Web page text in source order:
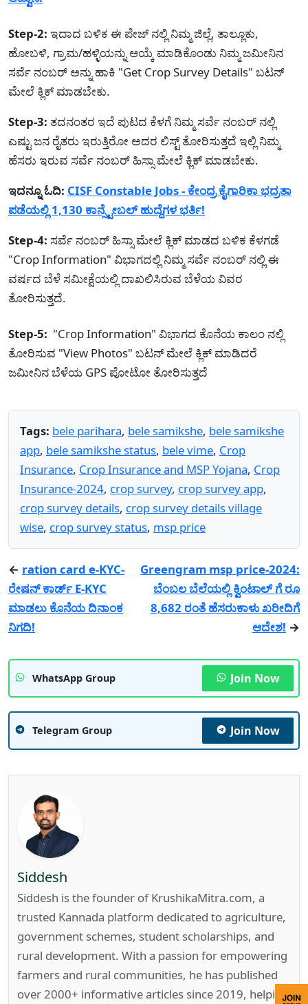
Step-2: ಇದಾದ ಬಳಿಕ ಈ ಪೇಜ್ ನಲ್ಲಿ ನಿಮ್ಮ ಜಿಲ್ಲೆ, ತಾಲ್ಲೂಕು,
ಹೋಬಳಿ, ಗ್ರಾಮ/ಹಳ್ಳಿಯನ್ನು ಆಯ್ಕೆ ಮಾಡಿಕೊಂಡು ನಿಮ್ಮ ಜಮೀನಿನ
ಸರ್ವೆ ನಂಬರ್ ಅನ್ನು ಹಾಕಿ "Get Crop Survey Details" ಬಟನ್
ಮೇಲೆ ಕ್ಲಿಕ್ ಮಾಡಬೇಕು.
Step-3: ತದನಂತರ ಇದೆ ಪುಟದ ಕೆಳಗೆ ನಿಮ್ಮ ಸರ್ವೆ ನಂಬರ್ ನಲ್ಲಿ
ಎಷ್ಟು ಜನ ರೈತರು ಇರುತ್ತಿರೋ ಅದರ ಲಿಸ್ಟ್ ತೋರಿಸುತ್ತದೆ ಇಲ್ಲಿ ನಿಮ್ಮ
ಹೆಸರು ಇರುವ ಸರ್ವೆ ನಂಬರ್ ಹಿಸ್ಸಾ ಮೇಲೆ ಕ್ಲಿಕ್ ಮಾಡಬೇಕು.
ಇದನ್ನೂ ಓದಿ: CISF Constable Jobs - ಕೇಂದ್ರ ಕೈಗಾರಿಕಾ ಭದ್ರತಾ
ಪಡೆಯಲ್ಲಿ 1,130 ಕಾನ್ಸ್ಟೇಬಲ್ ಹುದ್ದೆಗಳ ಭರ್ತಿ!
Step-4: ಸರ್ವೆ ನಂಬರ್ ಹಿಸ್ಸಾ ಮೇಲೆ ಕ್ಲಿಕ್ ಮಾಡದ ಬಳಿಕ ಕೆಳಗಡೆ
"Crop Information" ವಿಭಾಗದಲ್ಲಿ ನಿಮ್ಮ ಸರ್ವೆ ನಂಬರ್ ನಲ್ಲಿ ಈ
ವರ್ಷದ ಬೆಳೆ ಸಮೀಕ್ಷೆಯಲ್ಲಿ ದಾಖಲಿಸಿರುವ ಬೆಳೆಯ ವಿವರ
ತೋರಿಸುತ್ತದೆ.
Step-5: "Crop Information" ವಿಭಾಗದ ಕೊನೆಯ ಕಾಲಂ ನಲ್ಲಿ
ತೋರಿಸುವ "View Photos" ಬಟನ್ ಮೇಲೆ ಕ್ಲಿಕ್ ಮಾಡಿದರೆ
ಜಮೀನಿನ ಬೆಳೆಯ GPS ಪೋಟೋ ತೋರಿಸುತ್ತದೆ
Tags: bele parihara, bele samikshe, bele samikshe
app, bele samikshe status, bele vime, Crop
Insurance, Crop Insurance and MSP Yojana, Crop
Insurance-2024, crop survey, crop survey app,
crop survey details, crop survey details village
wise, crop survey status, msp price
← ration card e-KYC-
ರೇಷನ್ ಕಾರ್ಡ್ E-KYC
ಮಾಡಲು ಕೊನೆಯ ದಿನಾಂಕ
ನಿಗದಿ!
Greengram msp price-2024:
ಬೆಂಬಲ ಬೆಲೆಯಲ್ಲಿ ಕ್ವಿಂಟಾಲ್ ಗೆ ರೂ
8,682 ರಂತೆ ಹೆಸರುಕಾಳು ಖರೀದಿಗೆ
ಆದೇಶ! →
WhatsApp Group Join Now
Telegram Group Join Now
Siddesh
Siddesh is the founder of KrushikaMitra.com, a
trusted Kannada platform dedicated to agriculture,
government schemes, student scholarships, and
rural development. With a passion for empowering
farmers and rural communities, he has published
over 2000+ informative articles since 2019, helping